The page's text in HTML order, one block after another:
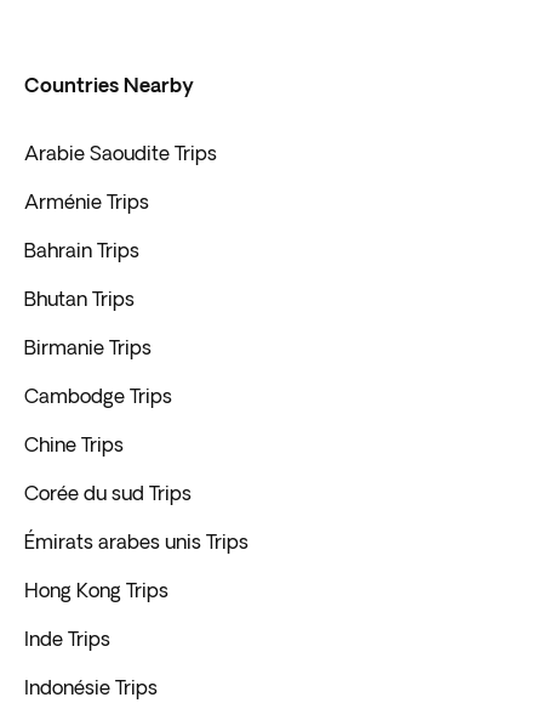
Countries Nearby
Arabie Saoudite Trips
Arménie Trips
Bahrain Trips
Bhutan Trips
Birmanie Trips
Cambodge Trips
Chine Trips
Corée du sud Trips
Émirats arabes unis Trips
Hong Kong Trips
Inde Trips
Indonésie Trips